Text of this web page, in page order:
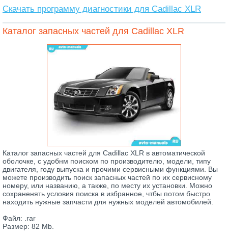
Скачать программу диагностики для Cadillac XLR
Каталог запасных частей для Cadillac XLR
Каталог запасных частей для Cadillac XLR в автоматической
оболочке, с удобнм поиском по производителю, модели, типу
двигателя, году выпуска и прочими сервисными функциями. Вы
можете производить поиск запасных частей по их сервисному
номеру, или названию, а также, по месту их установки. Можно
сохраненять условия поиска в избранное, чтбы потом быстро
находить нужные запчасти для нужных моделей автомобилей.
Файл: .rar
Размер: 82 Mb.